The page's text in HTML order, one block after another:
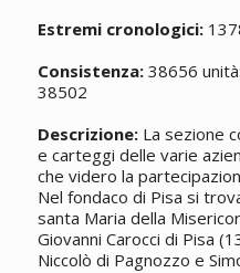
Estremi cronologici:
Consistenza:38656
38502
Descrizione:La sezione
e carteggi delle varie
che videro la
Nel fondaco di Pisa si
santa Maria della
Giovanni Carocci di Pisa
Niccolò di Pagnozzo e